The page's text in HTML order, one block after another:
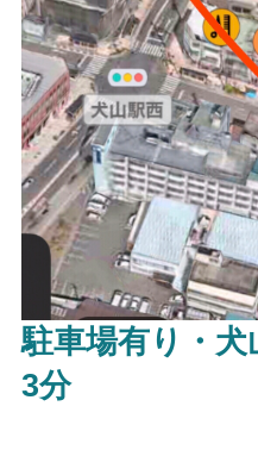
駐車場有り・
3分